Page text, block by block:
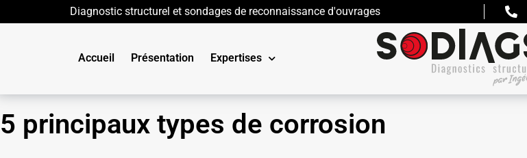
Diagnostic structurel et sondages de reconnaissance d'ouvrages
Accueil Présentation Expertises
5 principaux types de corrosion